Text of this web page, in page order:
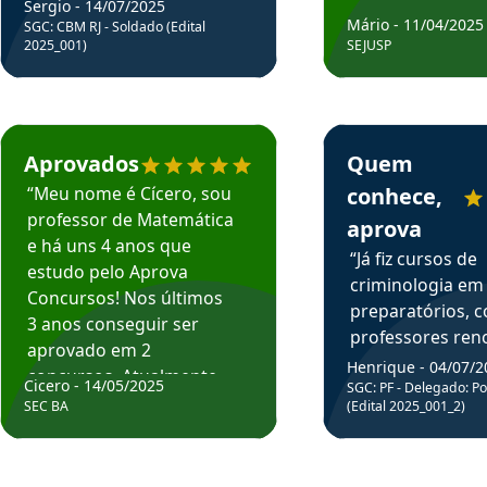
em depoimento
Sergio - 14/07/2025
SGC: CBM RJ - Soldado (Edital
2025_001)
Estudante Cicero recomenda o Aprova Concursos em depoimento
Aprovados
“Meu nome é Cícero, sou
professor de Matemática
e há uns 4 anos que
estudo pelo Aprova
Concursos! Nos últimos
3 anos conseguir ser
aprovado em 2
concursos. Atualmente,
estou atuando como
Cicero - 14/05/2025
SEC BA
Mário - 11/04/2025
SEJUSP
Estudante Henrique
Quem
conhece,
aprova
“Já fiz cursos de
criminologia em
preparatórios,
professores
fiz curso em pós
graduação.
Professor do
sem dúvida, o
Henrique - 04/07/
SGC: PF - Delegado:
(Edital 2025_001_2)